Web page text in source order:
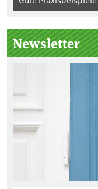
Newsletter